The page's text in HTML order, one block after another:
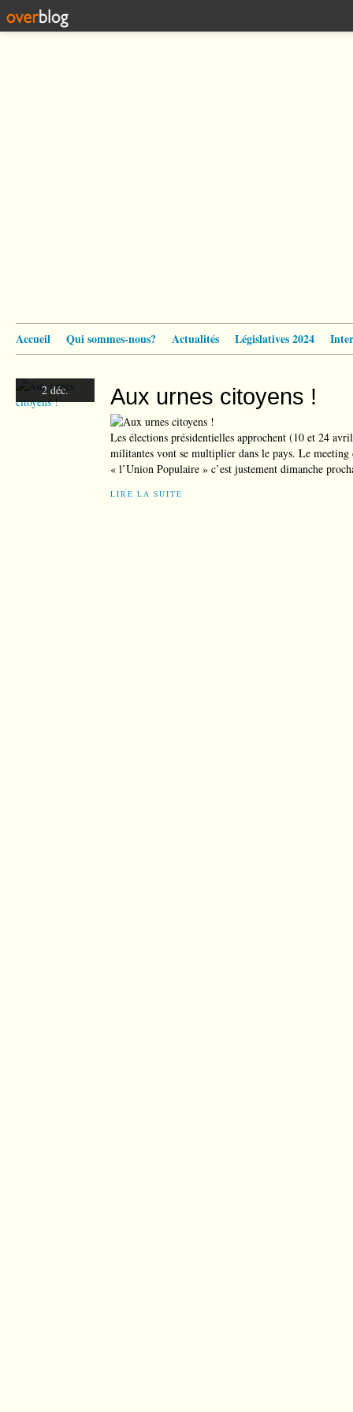
Accueil Qui sommes-nous? Actualités Législatives 2024
2 déc. Aux urnes citoyens !
Les élections présidentielles approchent (10 et 24
militantes vont se multiplier dans le pays. Le meeting
« l’Union Populaire » c’est justement dimanche
LIRE LA SUITE